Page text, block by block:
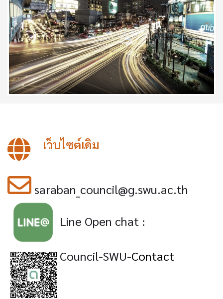
เว็บไซต์เดิม
saraban_council@g.swu.ac.th
Line Open chat:
Council-SWU-Contact